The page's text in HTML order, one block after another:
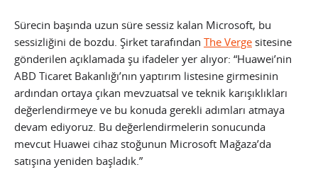
Sürecin başında uzun süre sessiz kalan Microsoft, bu
sessizliğini de bozdu. Şirket tarafından The Verge sitesine
gönderilen açıklamada şu ifadeler yer alıyor: “Huawei’nin
ABD Ticaret Bakanlığı’nın yaptırım listesine girmesinin
ardından ortaya çıkan mevzuatsal ve teknik karışıklıkları
değerlendirmeye ve bu konuda gerekli adımları atmaya
devam ediyoruz. Bu değerlendirmelerin sonucunda
mevcut Huawei cihaz stoğunun Microsoft Mağaza’da
satışına yeniden başladık.”